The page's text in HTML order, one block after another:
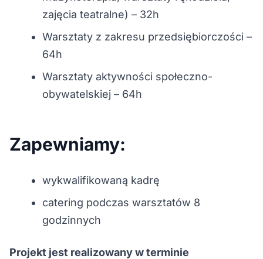
zajęcia teatralne) – 32h
Warsztaty z zakresu przedsiębiorczości –
64h
Warsztaty aktywności społeczno-
obywatelskiej – 64h
Zapewniamy:
wykwalifikowaną kadrę
catering podczas warsztatów 8
godzinnych
Projekt jest realizowany w terminie